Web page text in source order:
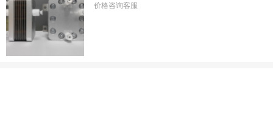
价格咨询客服